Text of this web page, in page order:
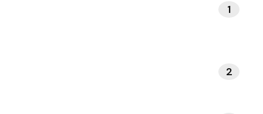
1
2